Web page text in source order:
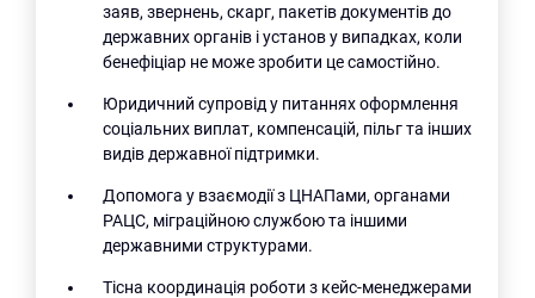
заяв, звернень, скарг, пакетів документів до
державних органів і установ у випадках, коли
бенефіціар не може зробити це самостійно.
Юридичний супровід у питаннях оформлення
соціальних виплат, компенсацій, пільг та інших
видів державної підтримки.
Допомога у взаємодії з ЦНАПами, органами
РАЦС, міграційною службою та іншими
державними структурами.
Тісна координація роботи з кейс-менеджерами